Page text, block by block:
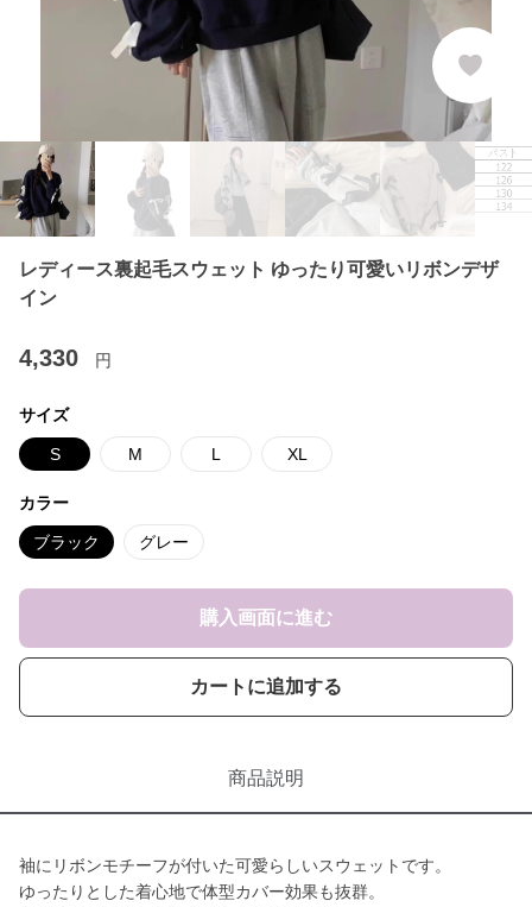
レディース裏起毛スウェット ゆったり可愛いリボンデザ
イン
4,330 円
サイズ
S M L XL
カラー
ブラック グレー
購入画面に進む
カートに追加する
商品説明
袖にリボンモチーフが付いた可愛らしいスウェットです。
ゆったりとした着心地で体型カバー効果も抜群。